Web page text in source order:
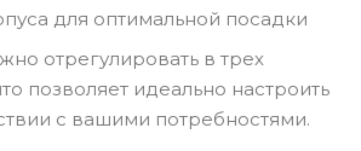
для оптимальной посадки
отрегулировать в трех
позволяет идеально настроить
с вашими потребностями.